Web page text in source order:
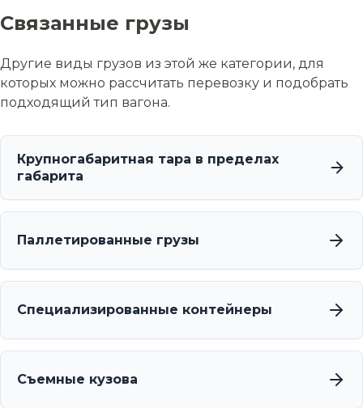
Связанные грузы
Другие виды грузов из этой же категории, для
которых можно рассчитать перевозку и подобрать
подходящий тип вагона.
Крупногабаритная тара в пределах
габарита
Паллетированные грузы
Специализированные контейнеры
Съемные кузова